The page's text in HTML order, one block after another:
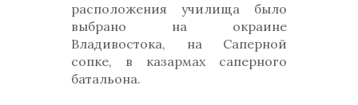
расположения училища было
выбрано на окраине
Владивостока, на Саперной
сопке, в казармах саперного
батальона.